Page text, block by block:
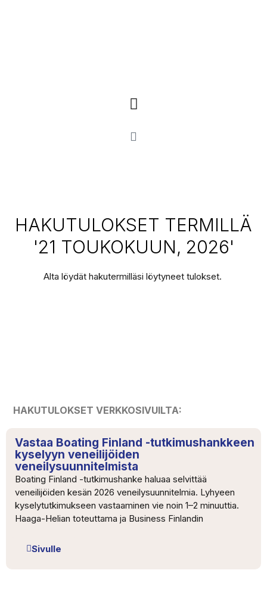
HAKUTULOKSET TERMILLÄ
'21 TOUKOKUUN, 2026'
Alta löydät hakutermilläsi löytyneet tulokset.
HAKUTULOKSET VERKKOSIVUILTA:
Vastaa Boating Finland -tutkimushankkeen
kyselyyn veneilijöiden
veneilysuunnitelmista
Boating Finland -tutkimushanke haluaa selvittää
veneilijöiden kesän 2026 veneilysuunnitelmia. Lyhyeen
kyselytutkimukseen vastaaminen vie noin 1–2 minuuttia.
Haaga-Helian toteuttama ja Business Finlandin
Sivulle